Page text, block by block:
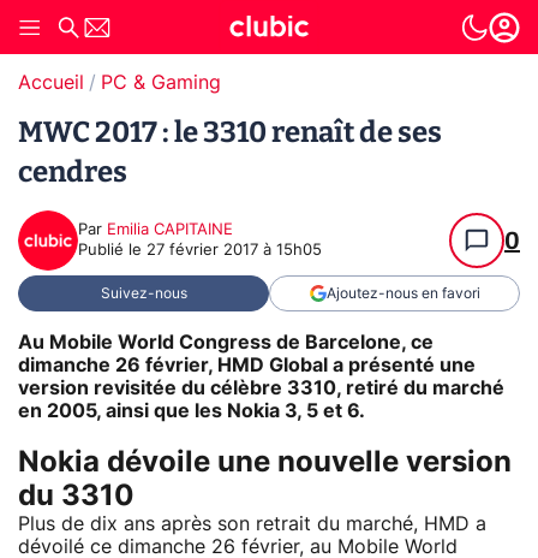
Accueil PC & Gaming
MWC 2017 : le 3310 renaît de ses
cendres
Par Emilia CAPITAINE
Publié le 27 février 2017 à 15h05 0
Suivez-nous Ajoutez-nous en favori
Au Mobile World Congress de Barcelone, ce
dimanche 26 février, HMD Global a présenté une
version revisitée du célèbre 3310, retiré du marché
en 2005, ainsi que les Nokia 3, 5 et 6.
Nokia dévoile une nouvelle version
du 3310
Plus de dix ans après son retrait du marché, HMD a
dévoilé ce dimanche 26 février, au Mobile World